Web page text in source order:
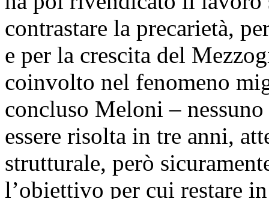
contrastare la precarietà,
e per la crescita del
coinvolto nel fenomeno
concluso Meloni – nessuno
essere risolta in tre anni,
strutturale, però
l’obiettivo per cui restare